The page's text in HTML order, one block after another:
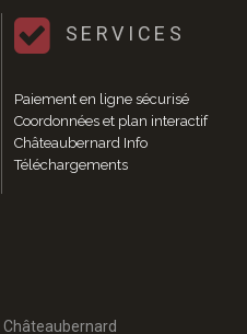
SERVICES
Paiement en ligne sécurisé
Coordonnées et plan interactif
Châteaubernard Info
Téléchargements